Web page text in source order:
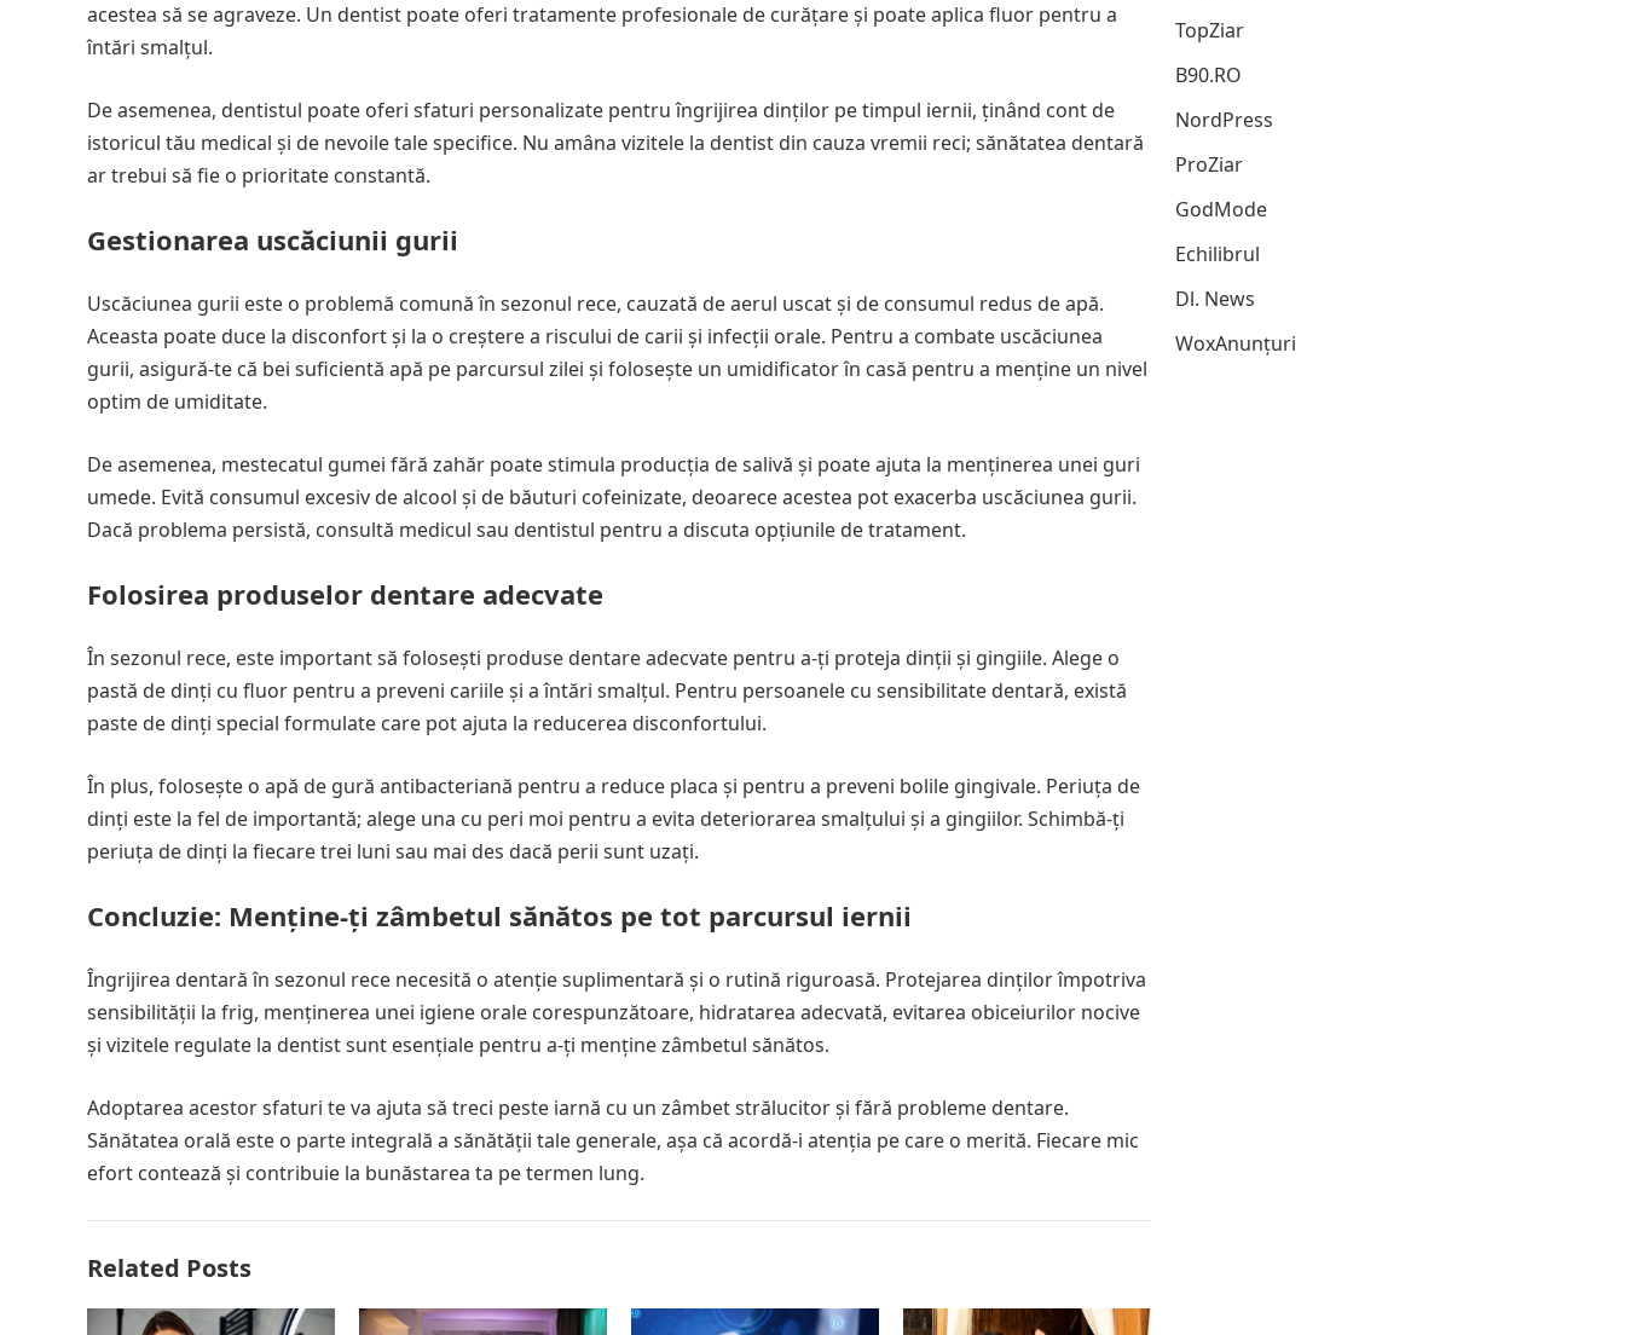
acestea să se agraveze. Un dentist poate oferi tratamente profesionale de curățare și poate aplica fluor pentru a
întări smalțul.
De asemenea, dentistul poate oferi sfaturi personalizate pentru îngrijirea dinților pe timpul iernii, ținând cont de
istoricul tău medical și de nevoile tale specifice. Nu amâna vizitele la dentist din cauza vremii reci; sănătatea dentară
ar trebui să fie o prioritate constantă.
Gestionarea uscăciunii gurii
Uscăciunea gurii este o problemă comună în sezonul rece, cauzată de aerul uscat și de consumul redus de apă.
Aceasta poate duce la disconfort și la o creștere a riscului de carii și infecții orale. Pentru a combate uscăciunea
gurii, asigură-te că bei suficientă apă pe parcursul zilei și folosește un umidificator în casă pentru a menține un nivel
optim de umiditate.
De asemenea, mestecatul gumei fără zahăr poate stimula producția de salivă și poate ajuta la menținerea unei guri
umede. Evită consumul excesiv de alcool și de băuturi cofeinizate, deoarece acestea pot exacerba uscăciunea gurii.
Dacă problema persistă, consultă medicul sau dentistul pentru a discuta opțiunile de tratament.
Folosirea produselor dentare adecvate
În sezonul rece, este important să folosești produse dentare adecvate pentru a-ți proteja dinții și gingiile. Alege o
pastă de dinți cu fluor pentru a preveni cariile și a întări smalțul. Pentru persoanele cu sensibilitate dentară, există
paste de dinți special formulate care pot ajuta la reducerea disconfortului.
În plus, folosește o apă de gură antibacteriană pentru a reduce placa și pentru a preveni bolile gingivale. Periuța de
dinți este la fel de importantă; alege una cu peri moi pentru a evita deteriorarea smalțului și a gingiilor. Schimbă-ți
periuța de dinți la fiecare trei luni sau mai des dacă perii sunt uzați.
Concluzie: Menține-ți zâmbetul sănătos pe tot parcursul iernii
Îngrijirea dentară în sezonul rece necesită o atenție suplimentară și o rutină riguroasă. Protejarea dinților împotriva
sensibilității la frig, menținerea unei igiene orale corespunzătoare, hidratarea adecvată, evitarea obiceiurilor nocive
și vizitele regulate la dentist sunt esențiale pentru a-ți menține zâmbetul sănătos.
Adoptarea acestor sfaturi te va ajuta să treci peste iarnă cu un zâmbet strălucitor și fără probleme dentare.
Sănătatea orală este o parte integrală a sănătății tale generale, așa că acordă-i atenția pe care o merită. Fiecare mic
efort contează și contribuie la bunăstarea ta pe termen lung.
Related Posts
TopZiar
B90.RO
NordPress
ProZiar
GodMode
Echilibrul
Dl. News
WoxAnunțuri